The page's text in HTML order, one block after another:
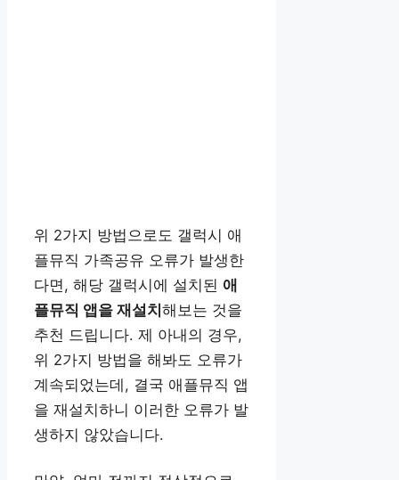
위 2가지 방법으로도 갤럭시 애
플뮤직 가족공유 오류가 발생한
다면, 해당 갤럭시에 설치된 애
플뮤직 앱을 재설치해보는 것을
추천 드립니다. 제 아내의 경우,
위 2가지 방법을 해봐도 오류가
계속되었는데, 결국 애플뮤직 앱
을 재설치하니 이러한 오류가 발
생하지 않았습니다.